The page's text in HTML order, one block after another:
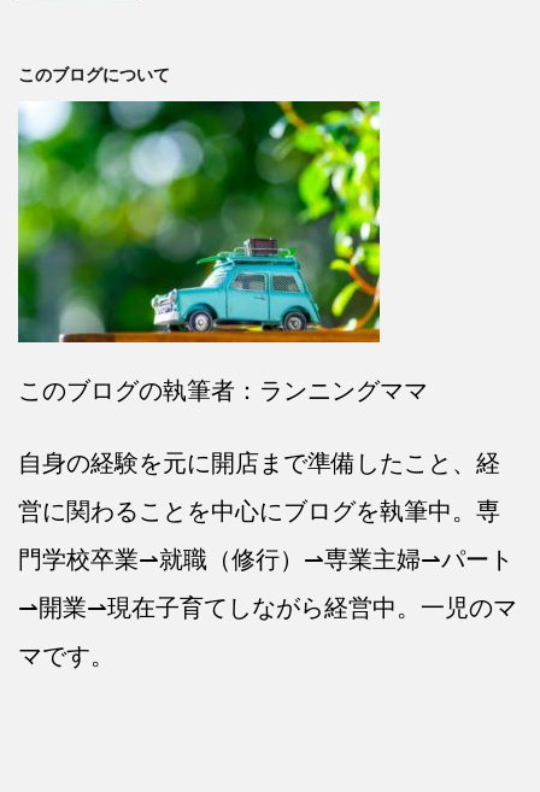
このブログについて
このブログの執筆者：ランニングママ
自身の経験を元に開店まで準備したこと、経
営に関わることを中心にブログを執筆中。専
門学校卒業⇀就職（修行）⇀専業主婦⇀パート
⇀開業⇀現在子育てしながら経営中。一児のマ
マです。